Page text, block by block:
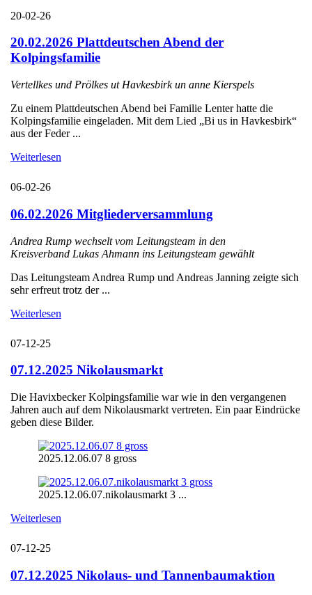
20-02-26
20.02.2026 Plattdeutschen Abend der
Kolpingsfamilie
Vertellkes und Prölkes ut Havkesbirk un anne Kierspels
Zu einem Plattdeutschen Abend bei Familie Lenter hatte die
Kolpingsfamilie eingeladen. Mit dem Lied „Bi us in Havkesbirk“
aus der Feder ...
Weiterlesen
06-02-26
06.02.2026 Mitgliederversammlung
Andrea Rump wechselt vom Leitungsteam in den
Kreisverband Lukas Ahmann ins Leitungsteam gewählt
Das Leitungsteam Andrea Rump und Andreas Janning zeigte sich
sehr erfreut trotz der ...
Weiterlesen
07-12-25
07.12.2025 Nikolausmarkt
Die Havixbecker Kolpingsfamilie war wie in den vergangenen
Jahren auch auf dem Nikolausmarkt vertreten. Ein paar Eindrücke
geben diese Bilder.
2025.12.06.07 8 gross
2025.12.06.07.nikolausmarkt 3 ...
Weiterlesen
07-12-25
07.12.2025 Nikolaus- und Tannenbaumaktion